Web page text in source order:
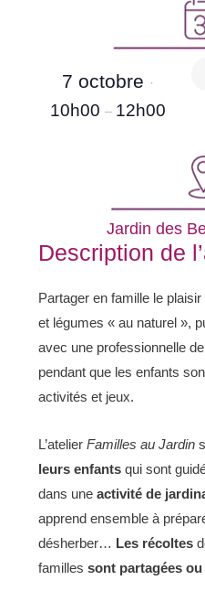
7 octobre ·
10h00 – 12h00
Jardin des
Description de
Partager en famille le
et légumes « au naturel »,
avec une professionnelle
pendant que les enfants
activités et jeux.
L’atelierFamilles au Jardin
leurs enfantsqui sont
dans uneactivité de
apprend ensemble à
désherber… Les récoltes
famillessont partagées